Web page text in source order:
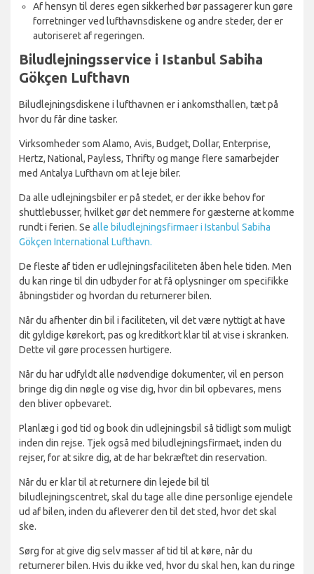
Af hensyn til deres egen sikkerhed bør passagerer kun gøre
forretninger ved lufthavnsdiskene og andre steder, der er
autoriseret af regeringen.
Biludlejningsservice i Istanbul Sabiha
Gökçen Lufthavn
Biludlejningsdiskene i lufthavnen er i ankomsthallen, tæt på
hvor du får dine tasker.
Virksomheder som Alamo, Avis, Budget, Dollar, Enterprise,
Hertz, National, Payless, Thrifty og mange flere samarbejder
med Antalya Lufthavn om at leje biler.
Da alle udlejningsbiler er på stedet, er der ikke behov for
shuttlebusser, hvilket gør det nemmere for gæsterne at komme
rundt i ferien. Se alle biludlejningsfirmaer i Istanbul Sabiha
Gökçen International Lufthavn.
De fleste af tiden er udlejningsfaciliteten åben hele tiden. Men
du kan ringe til din udbyder for at få oplysninger om specifikke
åbningstider og hvordan du returnerer bilen.
Når du afhenter din bil i faciliteten, vil det være nyttigt at have
dit gyldige kørekort, pas og kreditkort klar til at vise i skranken.
Dette vil gøre processen hurtigere.
Når du har udfyldt alle nødvendige dokumenter, vil en person
bringe dig din nøgle og vise dig, hvor din bil opbevares, mens
den bliver opbevaret.
Planlæg i god tid og book din udlejningsbil så tidligt som muligt
inden din rejse. Tjek også med biludlejningsfirmaet, inden du
rejser, for at sikre dig, at de har bekræftet din reservation.
Når du er klar til at returnere din lejede bil til
biludlejningscentret, skal du tage alle dine personlige ejendele
ud af bilen, inden du afleverer den til det sted, hvor det skal
ske.
Sørg for at give dig selv masser af tid til at køre, når du
returnerer bilen. Hvis du ikke ved, hvor du skal hen, kan du ringe